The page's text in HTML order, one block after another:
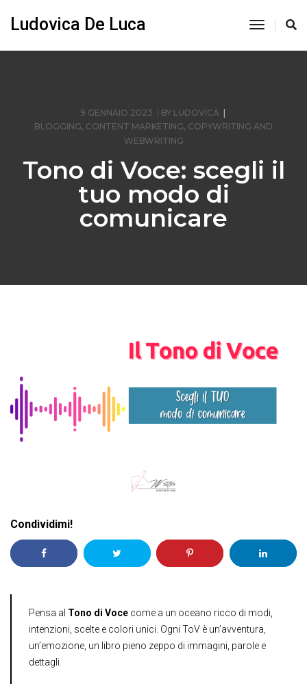
Ludovica De Luca
Toggle
9 GENNAIO 2023 BY LUDOVICA
BLOGGING, CONTENT MARKETING, COPYWRITING AND
WEBWRITING
Tono di Voce: scegli il
tuo modo di
comunicare
Condividimi!
Pensa al Tono di Voce come a un oceano ricco di modi,
intenzioni, scelte e colori unici. Ogni ToV è un’avventura,
un’emozione, un libro pieno zeppo di immagini, parole e
dettagli.